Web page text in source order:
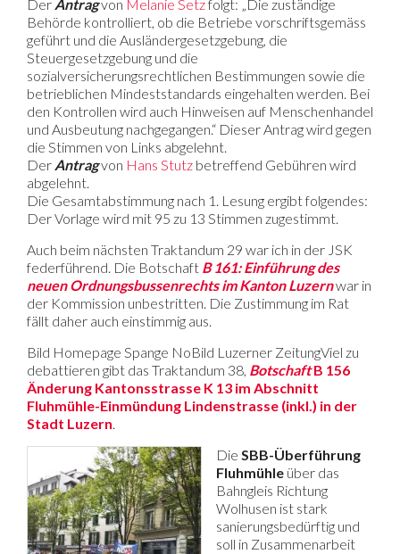
Der Antragvon Melanie Setzfolgt: „Die zuständige
Behörde kontrolliert, ob die Betriebe vorschriftsgemäss
geführt und die Ausländergesetzgebung, die
Steuergesetzgebung und die
sozialversicherungsrechtlichen Bestimmungen sowie die
betrieblichen Mindeststandards eingehalten werden. Bei
den Kontrollen wird auch Hinweisen auf Menschenhandel
und Ausbeutung nachgegangen.“ Dieser Antrag wird gegen
die Stimmen von Links abgelehnt.
Der Antragvon Hans Stutz betreffend Gebühren wird
abgelehnt.
Die Gesamtabstimmung nach 1. Lesung ergibt folgendes:
Der Vorlage wird mit 95 zu 13 Stimmen zugestimmt.
Auch beim nächsten Traktandum 29 war ich in der JSK
federführend. Die Botschaft B 161: Einführung des
neuen Ordnungsbussenrechts im Kanton Luzernwar in
der Kommission unbestritten. Die Zustimmung im Rat
fällt daher auch einstimmig aus.
Bild Homepage Spange NoBild Luzerner ZeitungViel zu
debattieren gibt das Traktandum 38, BotschaftB 156
Änderung Kantonsstrasse K 13 im Abschnitt
Fluhmühle-Einmündung Lindenstrasse (inkl.) in der
Stadt Luzern.
Die SBB-Überführung
Fluhmühle über das
Bahngleis Richtung
Wolhusen ist stark
sanierungsbedürftig und
soll in Zusammenarbeit